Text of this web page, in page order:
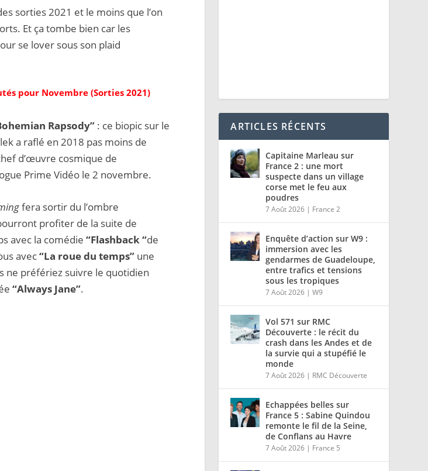
sorties 2021 et le moins que l’on
Et ça tombe bien car les
se lover sous son plaid
pour Novembre (Sorties 2021)
Rapsody” : ce biopic sur le
a raflé en 2018 pas moins de
d’œuvre cosmique de
Prime Vidéo le 2 novembre.
fera sortir du l’ombre
profiter de la suite de
avec la comédie “Flashback “de
avec“La roue du temps” une
ne préfériez suivre le quotidien
“Always Jane”.
ARTICLES RÉCENTS
Capitaine Marleau sur
France 2 : une mort
suspecte dans un village
corse met le feu aux
poudres
7 Août 2026 | France 2
Enquête d’action sur W9 :
immersion avec les
gendarmes de Guadeloupe,
entre trafics et tensions
sous les tropiques
7 Août 2026 |W9
Vol 571 sur RMC
Découverte : le récit du
crash dans les Andes et de
la survie qui a stupéfié le
monde
7 Août 2026 | RMC Découverte
Echappées belles sur
France 5 : Sabine Quindou
remonte le fil de la Seine,
de Conflans au Havre
7 Août 2026 | France 5